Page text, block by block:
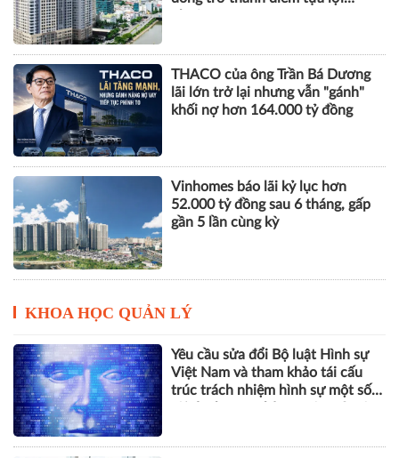
THACO của ông Trần Bá Dương
lãi lớn trở lại nhưng vẫn "gánh"
khối nợ hơn 164.000 tỷ đồng
Vinhomes báo lãi kỷ lục hơn
52.000 tỷ đồng sau 6 tháng, gấp
gần 5 lần cùng kỳ
KHOA HỌC QUẢN LÝ
Yêu cầu sửa đổi Bộ luật Hình sự
Việt Nam và tham khảo tái cấu
trúc trách nhiệm hình sự một số